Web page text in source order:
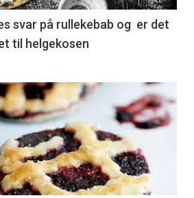
svar på rullekebab og er det
til helgekosen